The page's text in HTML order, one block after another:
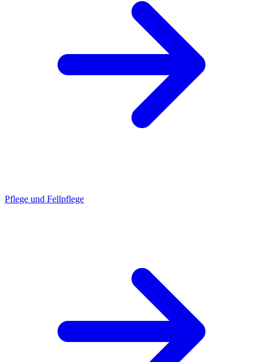
Pflege und Fellpflege